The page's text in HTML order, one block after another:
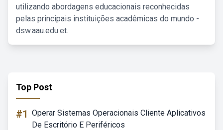
utilizando abordagens educacionais reconhecidas
pelas principais instituições acadêmicas do mundo -
dsw.aau.edu.et.
Top Post
#1 Operar Sistemas Operacionais Cliente Aplicativos
De Escritório E Periféricos